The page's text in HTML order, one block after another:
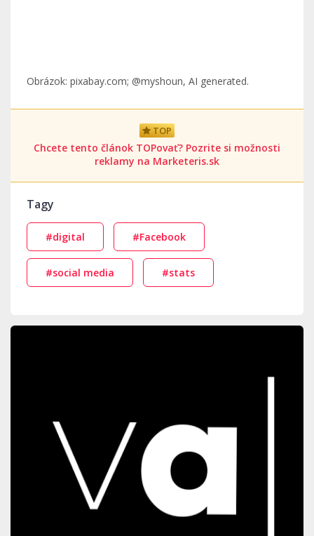
Obrázok: pixabay.com; @myshoun, AI generated.
TOP
Chcete tento článok TOPovať? Pozrite si možnosti
reklamy na Marketeris.sk
Tagy
#digital #Facebook
#social media #stats